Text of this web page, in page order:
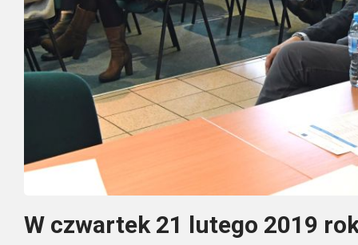
W czwartek 21 lutego 2019